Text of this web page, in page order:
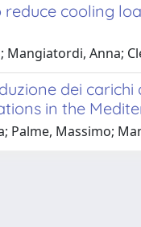
cooling
Anna;
dei
in the
Palme, Massimo;